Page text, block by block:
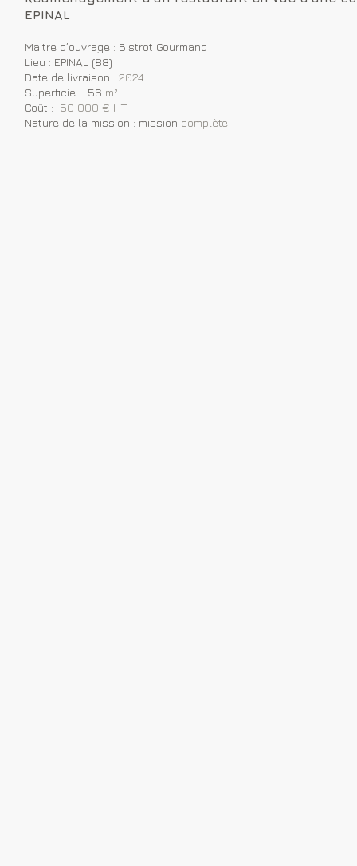
EPINAL
Maitre d’ouvrage : Bistrot Gourmand
Lieu : EPINAL (88)
Date de livraison : 2024
Superficie : 56 m²
Coût : 50 000 € HT
Nature de la mission : mission complète